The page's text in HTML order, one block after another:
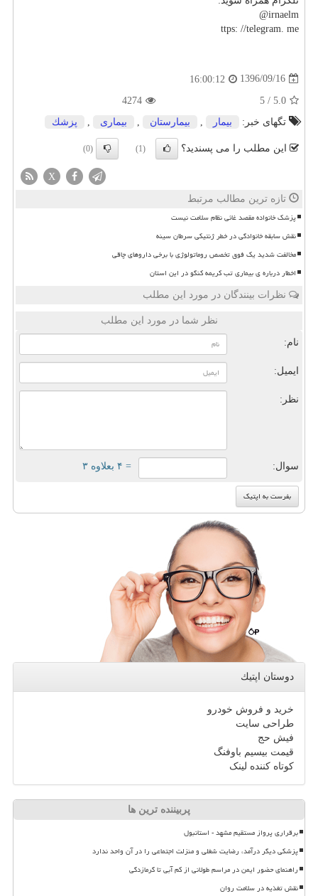
irnaelm@
ttps: //telegram. me
1396/09/16
16:00:12
5.0
/
5
4274
تگهای خبر:
بیمار بیمارستان بیماری پزشك
این مطلب را می پسندید؟ (1)
(0)
X
تازه ترین مطالب مرتبط
پزشک خانواده مقصد غائی نظام سلامت نیست
نقش سابقه خانوادگی در خطر ژنتیکی سرطان سینه
مخالفت شدید یک فوق تخصص روماتولوژی با برخی داروهای چاقی
اخطار درباره ی بیماری تب کریمه کنگو در این استان
نظرات بینندگان در مورد این مطلب
نظر شما در مورد این مطلب
نام:
ایمیل:
نظر:
سوال: = ۴ بعلاوه ۳
دوستان اپتیك
خرید و فروش خودرو
طراحی سایت
فیش حج
قیمت بیسیم باوفنگ
کوتاه کننده لینک
پربیننده ترین ها
برقراری پرواز مستقیم مشهد - استانبول
پزشکی دیگر درآمد، رضایت شغلی و منزلت اجتماعی را در آن واحد ندارد
راهنمای حضور ایمن در مراسم طولانی از کم آبی تا گرمازدگی
نقش تغذیه در سلامت روان